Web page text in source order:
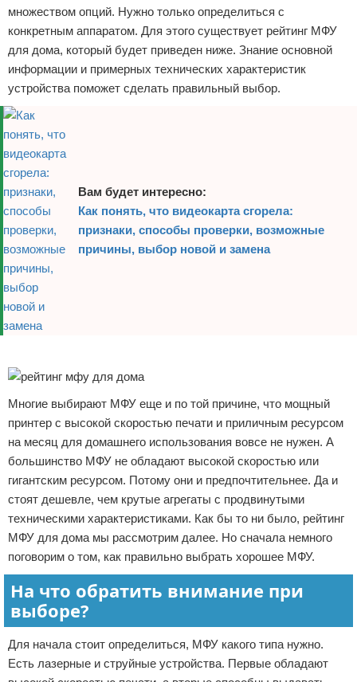
множеством опций. Нужно только определиться с
конкретным аппаратом. Для этого существует рейтинг МФУ
для дома, который будет приведен ниже. Знание основной
информации и примерных технических характеристик
устройства поможет сделать правильный выбор.
Вам будет интересно:
Как понять, что видеокарта сгорела:
признаки, способы проверки, возможные
причины, выбор новой и замена
Многие выбирают МФУ еще и по той причине, что мощный
принтер с высокой скоростью печати и приличным ресурсом
на месяц для домашнего использования вовсе не нужен. А
большинство МФУ не обладают высокой скоростью или
гигантским ресурсом. Потому они и предпочтительнее. Да и
стоят дешевле, чем крутые агрегаты с продвинутыми
техническими характеристиками. Как бы то ни было, рейтинг
МФУ для дома мы рассмотрим далее. Но сначала немного
поговорим о том, как правильно выбрать хорошее МФУ.
На что обратить внимание при
выборе?
Для начала стоит определиться, МФУ какого типа нужно.
Есть лазерные и струйные устройства. Первые обладают